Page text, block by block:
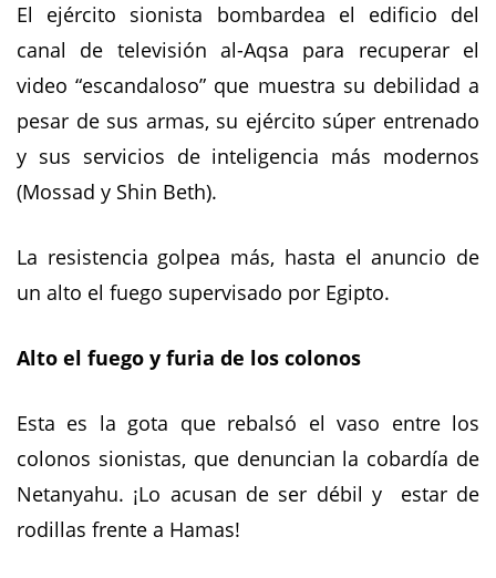
El ejército sionista bombardea el edificio del
canal de televisión al-Aqsa para recuperar el
video “escandaloso” que muestra su debilidad a
pesar de sus armas, su ejército súper entrenado
y sus servicios de inteligencia más modernos
(Mossad y Shin Beth).
La resistencia golpea más, hasta el anuncio de
un alto el fuego supervisado por Egipto.
Alto el fuego y furia de los colonos
Esta es la gota que rebalsó el vaso entre los
colonos sionistas, que denuncian la cobardía de
Netanyahu. ¡Lo acusan de ser débil y estar de
rodillas frente a Hamas!